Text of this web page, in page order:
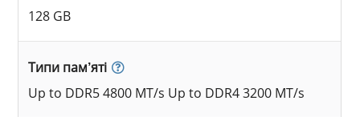
128 GB
Типи пам’яті
Up to DDR5 4800 MT/s Up to DDR4 3200 MT/s